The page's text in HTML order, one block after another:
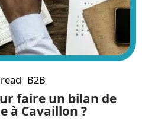
B2B
faire un bilan de
à Cavaillon ?